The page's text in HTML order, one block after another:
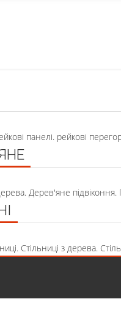
панелі. рейкові
Дерев'яне
Стільниці з дерева.